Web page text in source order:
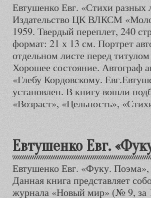
Евтушенко Евг. «Стихи
Издательство ЦК ВЛКСМ
1959. Твердый переплет, 240
формат: 21 х 13 см. Портрет
отдельном листе перед титулом
Хорошее состояние. Автограф
«Глебу Кордовскому.
установлен. В книгу вошли
«Возраст», «Цельность»,
Евтушенко Евг.
Евтушенко Евг. «Фуку.
Данная книга представляет
журнала «Новый мир» (№ 9, за